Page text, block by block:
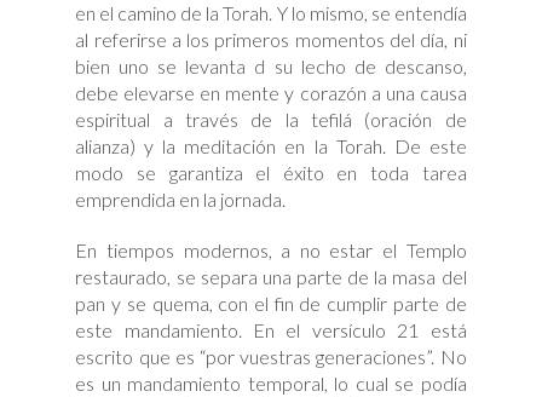
en el camino de la Torah. Y lo mismo, se entendía
al referirse a los primeros momentos del día, ni
bien uno se levanta d su lecho de descanso,
debe elevarse en mente y corazón a una causa
espiritual a través de la tefilá (oración de
alianza) y la meditación en la Torah. De este
modo se garantiza el éxito en toda tarea
emprendida en la jornada.
En tiempos modernos, a no estar el Templo
restaurado, se separa una parte de la masa del
pan y se quema, con el fin de cumplir parte de
este mandamiento. En el versículo 21 está
escrito que es “por vuestras generaciones”. No
es un mandamiento temporal, lo cual se podía